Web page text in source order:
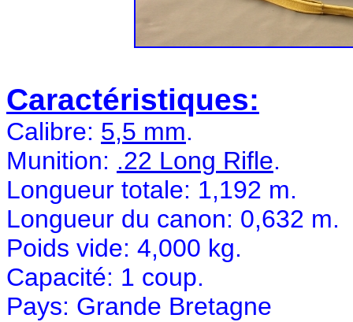
Caractéristiques:
Calibre: 5,5 mm.
Munition: .22 Long Rifle.
Longueur totale: 1,192 m.
Longueur du canon: 0,632 m.
Poids vide: 4,000 kg.
Capacité: 1 coup.
Pays: Grande Bretagne